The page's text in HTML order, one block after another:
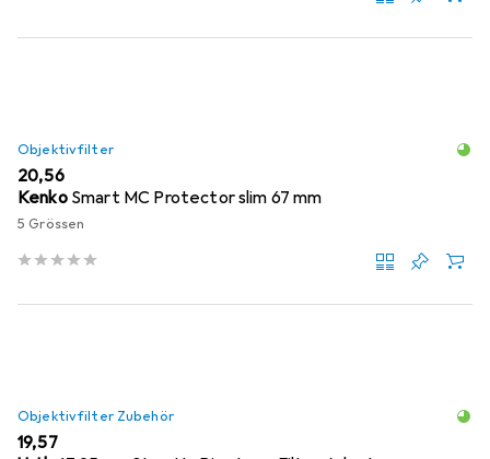
Objektivfilter
EUR
20,56
Kenko Smart MC Protector slim 67 mm
5 Grössen
Objektivfilter Zubehör
EUR
19,57